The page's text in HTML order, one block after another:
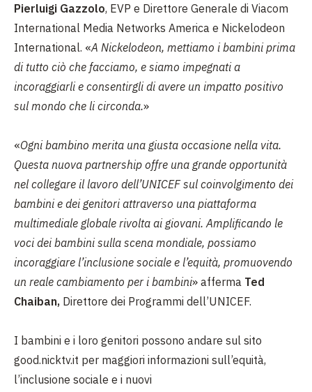
Pierluigi Gazzolo, EVP e Direttore Generale di Viacom
International Media Networks America e Nickelodeon
International. «A Nickelodeon, mettiamo i bambini prima
di tutto ciò che facciamo, e siamo impegnati a
incoraggiarli e consentirgli di avere un impatto positivo
sul mondo che li circonda.»
«Ogni bambino merita una giusta occasione nella vita.
Questa nuova partnership offre una grande opportunità
nel collegare il lavoro dell’UNICEF sul coinvolgimento dei
bambini e dei genitori attraverso una piattaforma
multimediale globale rivolta ai giovani. Amplificando le
voci dei bambini sulla scena mondiale, possiamo
incoraggiare l’inclusione sociale e l’equità, promuovendo
un reale cambiamento per i bambini» afferma Ted
Chaiban, Direttore dei Programmi dell’UNICEF.
I bambini e i loro genitori possono andare sul sito
good.nicktv.it per maggiori informazioni sull’equità,
l’inclusione sociale e i nuovi